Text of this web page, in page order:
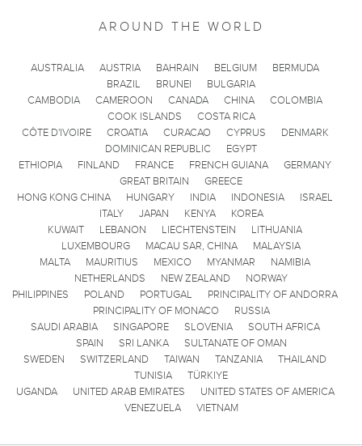
AROUND THE WORLD
AUSTRALIA AUSTRIA BAHRAIN BELGIUM
BERMUDA
BRAZIL
BRUNEI
BULGARIA
CAMBODIA
CAMEROON CANADA CHINA
COLOMBIA
COOK ISLANDS
COSTA RICA
CÔTE D'IVOIRE
CROATIA CURACAO CYPRUS
DENMARK
DOMINICAN REPUBLIC
EGYPT
ETHIOPIA
FINLAND FRANCE FRENCH GUIANA
GERMANY
GREAT BRITAIN
GREECE
HONG KONG CHINA
HUNGARY INDIA INDONESIA
ISRAEL
ITALY
JAPAN KENYA
KOREA
KUWAIT
LEBANON LIECHTENSTEIN
LITHUANIA
LUXEMBOURG
MACAU SAR, CHINA
MALAYSIA
MALTA
MAURITIUS MEXICO MYANMAR
NAMIBIA
NETHERLANDS
NEW ZEALAND
NORWAY
PHILIPPINES
POLAND PORTUGAL
PRINCIPALITY OF ANDORRA
PRINCIPALITY OF MONACO
RUSSIA
SAUDI ARABIA
SINGAPORE SLOVENIA
SOUTH AFRICA
SPAIN
SRI LANKA
SULTANATE OF OMAN
SWEDEN
SWITZERLAND TAIWAN TANZANIA
THAILAND
TUNISIA
TÜRKIYE
UGANDA
UNITED ARAB EMIRATES
UNITED STATES OF AMERICA
VENEZUELA
VIETNAM